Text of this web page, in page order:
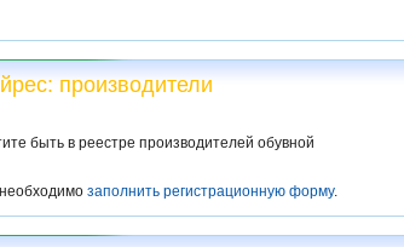
производители
быть в реестре производителей обувной
заполнить регистрационную форму.